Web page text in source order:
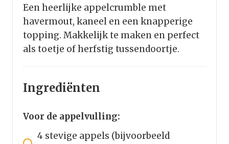
Een heerlijke appelcrumble met
havermout, kaneel en een knapperige
topping. Makkelijk te maken en perfect
als toetje of herfstig tussendoortje.
Ingrediënten
Voor de appelvulling:
4 stevige appels (bijvoorbeeld